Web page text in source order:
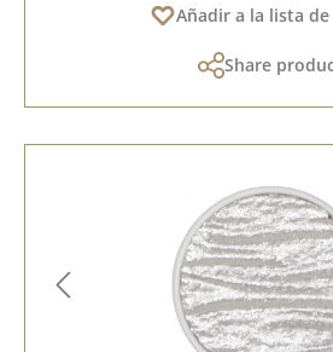
Añadir a la lista de
Share